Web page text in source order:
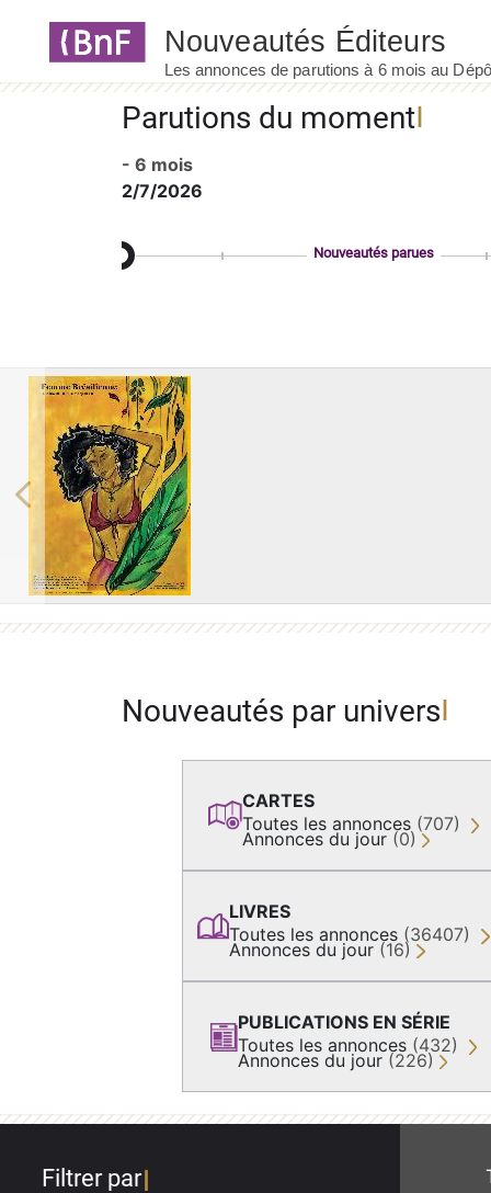
Parutions du moment
- 6 mois
2/7/2026
Nouveautés parues
Previous
Nouveautés par univers
CARTES
Toutes les annonces (707)
Annonces du jour (0)
LIVRES
Toutes les annonces (36407)
Annonces du jour (16)
PUBLICATIONS EN SÉRIE
Toutes les annonces (432)
Annonces du jour (226)
Filtrer par